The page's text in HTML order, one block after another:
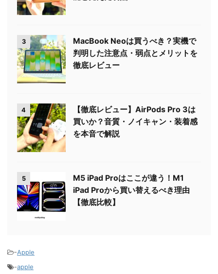
3
MacBook Neoは買うべき？実機で
判明した注意点・弱点とメリットを
徹底レビュー
4
【徹底レビュー】AirPods Pro 3は
買いか？音質・ノイキャン・装着感
を本音で解説
5
M5 iPad Proはここが違う！M1
iPad Proから買い替えるべき理由
【徹底比較】
-Apple
-apple